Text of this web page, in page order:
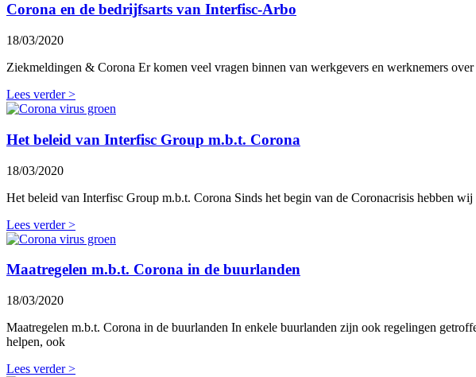
Corona en de bedrijfsarts van Interfisc-Arbo
18/03/2020
Ziekmeldingen & Corona Er komen veel vragen binnen van werkgevers en werknemers
Lees verder >
Het beleid van Interfisc Group m.b.t. Corona
18/03/2020
Het beleid van Interfisc Group m.b.t. Corona Sinds het begin van de Coronacrisis hebben
Lees verder >
Maatregelen m.b.t. Corona in de buurlanden
18/03/2020
Maatregelen m.b.t. Corona in de buurlanden In enkele buurlanden zijn ook regelingen
helpen, ook
Lees verder >